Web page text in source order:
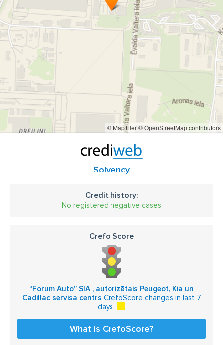
© MapTiler© OpenStreetMap contributors
Solvency
Credit history:
No registered negative cases
Crefo Score
“Forum Auto” SIA , autorizētais Peugeot, Kia un
Cadillac servisa centrs CrefoScore changes in last 7
days
What is CrefoScore?